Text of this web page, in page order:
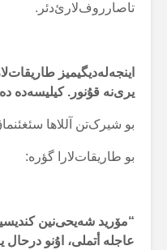
تاصارروف‌لارئ‌دئر.
اینجەلەدیگیمیز
یری‌نە قۇنور. کیلیسەدە دە
بو شیرک‌تن آللاها
بو طاریقات‌لارا گؤرە:
“مۆرید شەیحی‌نین
عاجلە أتملی، اۇنو درحال